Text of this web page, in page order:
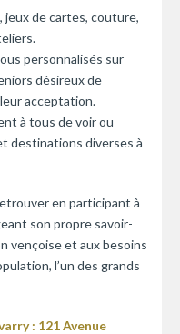
jeux de cartes, couture,
personnalisés sur
désireux de
acceptation.
à tous de voir ou
destinations diverses à
en participant à
son propre savoir-
vençoise et aux besoins
l’un des grands
: 121 Avenue